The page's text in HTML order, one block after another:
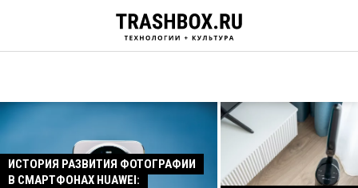
ИСТОРИЯ РАЗВИТИЯ ФОТОГРАФИИ
В СМАРТФОНАХ HUAWEI: